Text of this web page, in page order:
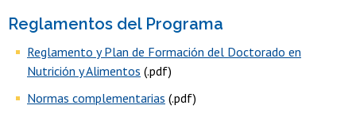
Egresadas/os
Reglamentos del Programa
Reglamento y Plan de Formación del Doctorado en
Nutrición y Alimentos (.pdf)
Normas complementarias (.pdf)